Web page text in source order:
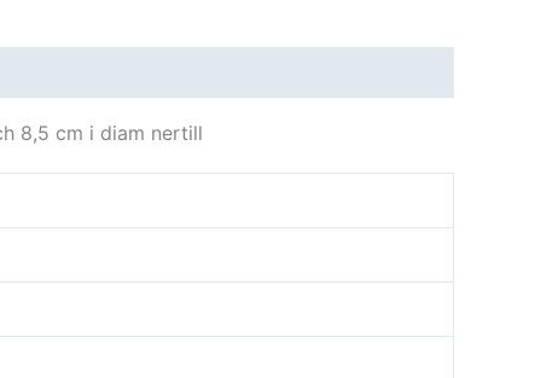
8,5 cm i diam nertill